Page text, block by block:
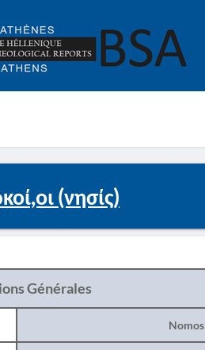
(νησίς)
Générales
Nomos